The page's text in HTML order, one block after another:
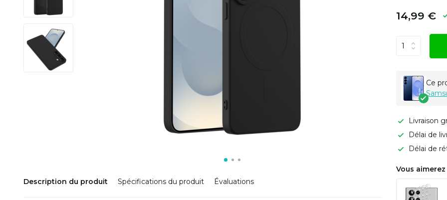
Description du produit Spécifications du produit Évaluations
14,99 €
Ce
Livraison
Délai de
Délai de
Vous